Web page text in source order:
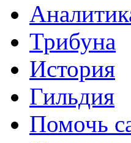
Трибуна
История
Гильдия
Помочь